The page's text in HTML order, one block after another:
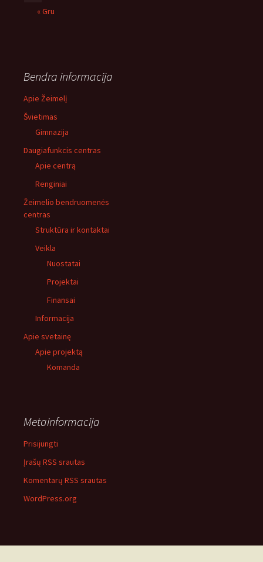
« Gru
Bendra informacija
Apie Žeimelį
Švietimas
Gimnazija
Daugiafunkcis centras
Apie centrą
Renginiai
Žeimelio bendruomenės
centras
Struktūra ir kontaktai
Veikla
Nuostatai
Projektai
Finansai
Informacija
Apie svetainę
Apie projektą
Komanda
Metainformacija
Prisijungti
Įrašų RSS srautas
Komentarų RSS srautas
WordPress.org